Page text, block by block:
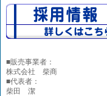
■販売事業者：
株式会社 柴商
■代表者：
柴田 潔